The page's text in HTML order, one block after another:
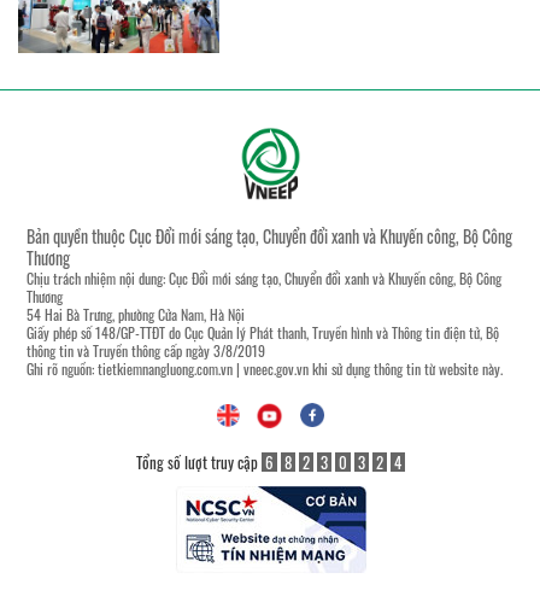
Bản quyền thuộc Cục Đổi mới sáng tạo, Chuyển đổi xanh và Khuyến công, Bộ Công
Thương
Chịu trách nhiệm nội dung: Cục Đổi mới sáng tạo, Chuyển đổi xanh và Khuyến công, Bộ Công
Thương
54 Hai Bà Trưng, phường Cửa Nam, Hà Nội
Giấy phép số 148/GP-TTĐT do Cục Quản lý Phát thanh, Truyền hình và Thông tin điện tử, Bộ
thông tin và Truyền thông cấp ngày 3/8/2019
Ghi rõ nguồn:tietkiemnangluong.com.vn| vneec.gov.vnkhi sử dụng thông tin từ website này.
Tổng số lượt truy cập 6 8 2 3 0 3 2 4